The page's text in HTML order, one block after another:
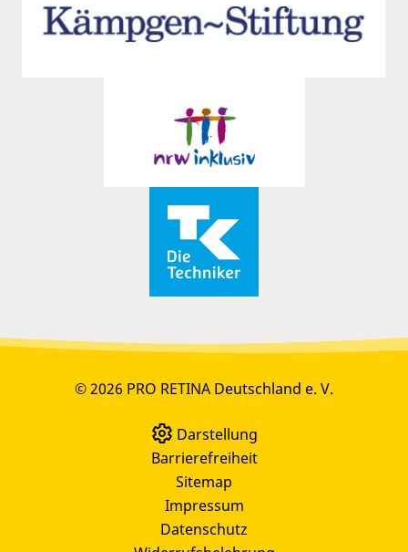
© 2026 PRO RETINA Deutschland e. V.
Darstellung
Barrierefreiheit
Sitemap
Impressum
Datenschutz